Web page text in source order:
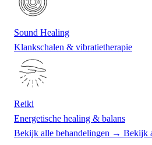
Sound Healing
Klankschalen & vibratietherapie
Reiki
Energetische healing & balans
Bekijk alle behandelingen → Bekijk